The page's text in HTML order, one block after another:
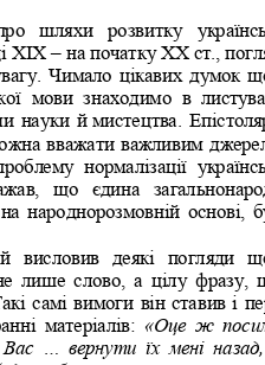
шляхи  розвитку
ХІХ – на початку ХХ ст.,
Чимало цікавих думок
мови  знаходимо  в
науки й мистецтва.
вважати важливим
нормалізації
що  єдина
народнорозмовній основі,
висловив  деякі  погляди
лише  слово,  а  цілу  фразу,
самі вимоги він ставив і
матеріалів: «Оце  ж
...  вернути  їх  мені